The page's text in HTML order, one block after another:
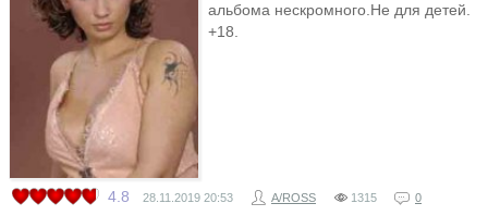
альбома нескромного.Не для детей.
+18.
4.8 28.11.2019 20:53 A/ROSS 1315 0